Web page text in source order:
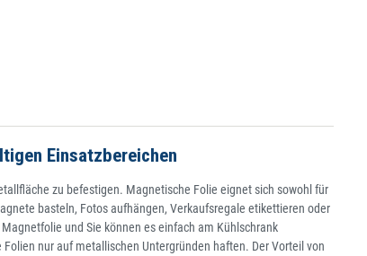
Einsatzbereichen
zu befestigen. Magnetische Folie eignet sich sowohl für
basteln, Fotos aufhängen, Verkaufsregale etikettieren oder
und Sie können es einfach am Kühlschrank
nur auf metallischen Untergründen haften. Der Vorteil von